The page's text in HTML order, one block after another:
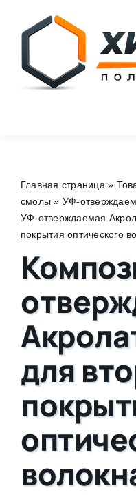
content
Главная страница »
смолы » УФ-
УФ-отверждаемая
покрытия оптического
для